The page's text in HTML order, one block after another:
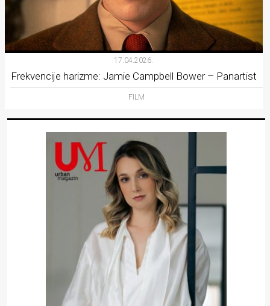
17.04.2026.
Frekvencije harizme: Jamie Campbell Bower – Panartist
FILM